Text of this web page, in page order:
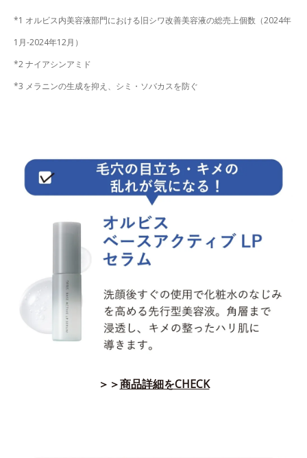
*1 オルビス内美容液部門における旧シワ改善美容液の総売上個数（2024年
1月-2024年12月）
*2 ナイアシンアミド
*3 メラニンの生成を抑え、シミ・ソバカスを防ぐ
＞＞商品詳細をCHECK